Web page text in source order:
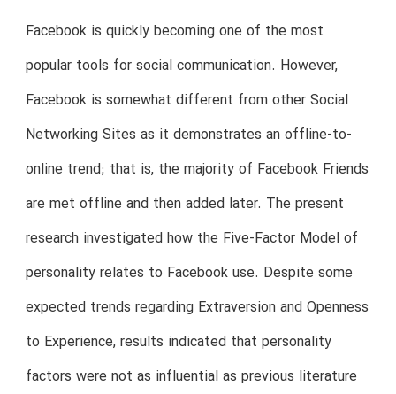
Facebook is quickly becoming one of the most
popular tools for social communication. However,
Facebook is somewhat different from other Social
Networking Sites as it demonstrates an offline-to-
online trend; that is, the majority of Facebook Friends
are met offline and then added later. The present
research investigated how the Five-Factor Model of
personality relates to Facebook use. Despite some
expected trends regarding Extraversion and Openness
to Experience, results indicated that personality
factors were not as influential as previous literature